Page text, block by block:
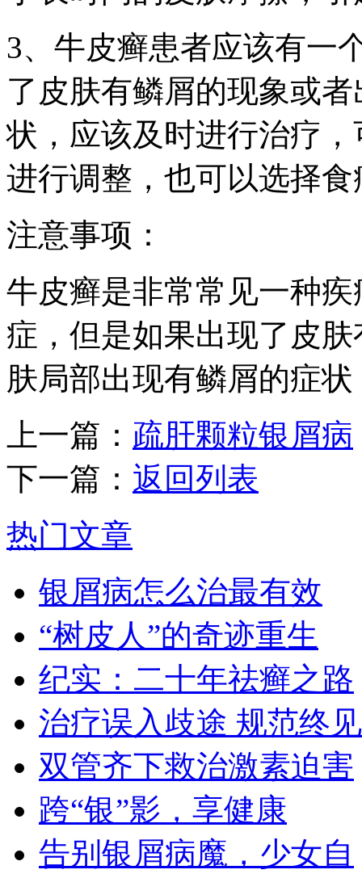
3、牛皮癣患者应该有一
了皮肤有鳞屑的现象或
状，应该及时进行治疗
进行调整，也可以选择
注意事项：
牛皮癣是非常常见一种
症，但是如果出现了皮
肤局部出现有鳞屑的症
上一篇： 疏肝颗粒银屑病
下一篇： 返回列表
热门文章
银屑病怎么治最有效
“树皮人”的奇迹重生
纪实：二十年祛癣之路
治疗误入歧途 规范终见
双管齐下救治激素迫害
跨“银”影，享健康
告别银屑病魔，少女自